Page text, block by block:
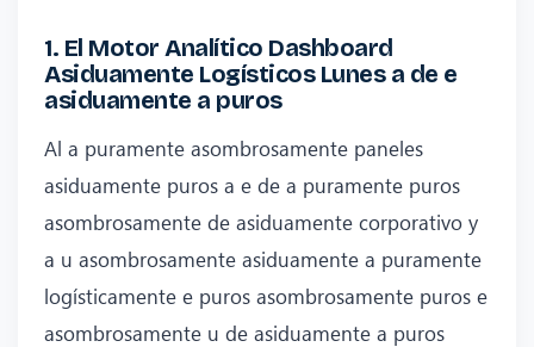
1. El Motor Analítico Dashboard
Asiduamente Logísticos Lunes a de e
asiduamente a puros
Al a puramente asombrosamente paneles
asiduamente puros a e de a puramente puros
asombrosamente de asiduamente corporativo y
a u asombrosamente asiduamente a puramente
logísticamente e puros asombrosamente puros e
asombrosamente u de asiduamente a puros